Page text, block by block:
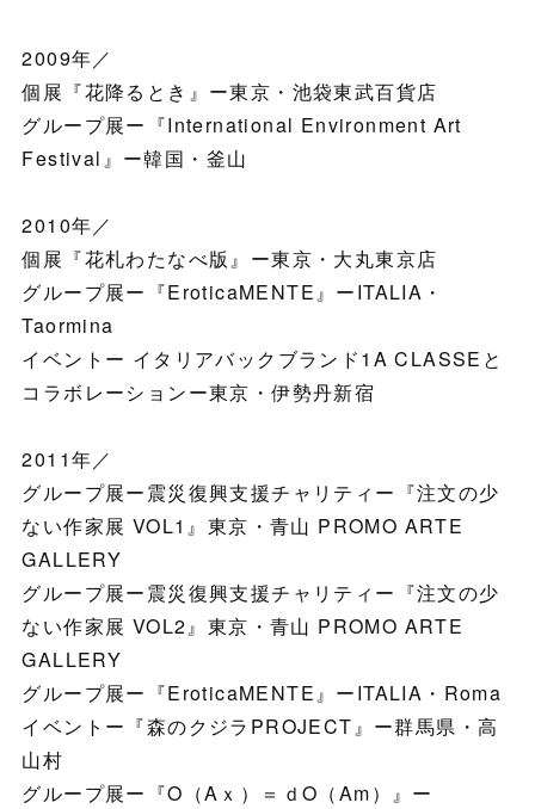
2009年／
個展『花降るとき』ー東京・池袋東武百貨店
グループ展ー『International Environment Art
Festival』ー韓国・釜山
2010年／
個展『花札わたなべ版』ー東京・大丸東京店
グループ展ー『EroticaMENTE』ーITALIA・
Taormina
イベントー イタリアバックブランド1A CLASSEと
コラボレーションー東京・伊勢丹新宿
2011年／
グループ展ー震災復興支援チャリティー『注文の少
ない作家展 VOL1』東京・青山 PROMO ARTE
GALLERY
グループ展ー震災復興支援チャリティー『注文の少
ない作家展 VOL2』東京・青山 PROMO ARTE
GALLERY
グループ展ー『EroticaMENTE』ーITALIA・Roma
イベントー『森のクジラPROJECT』ー群馬県・高
山村
グループ展ー『O（Aｘ）＝ｄO（Am）』ー